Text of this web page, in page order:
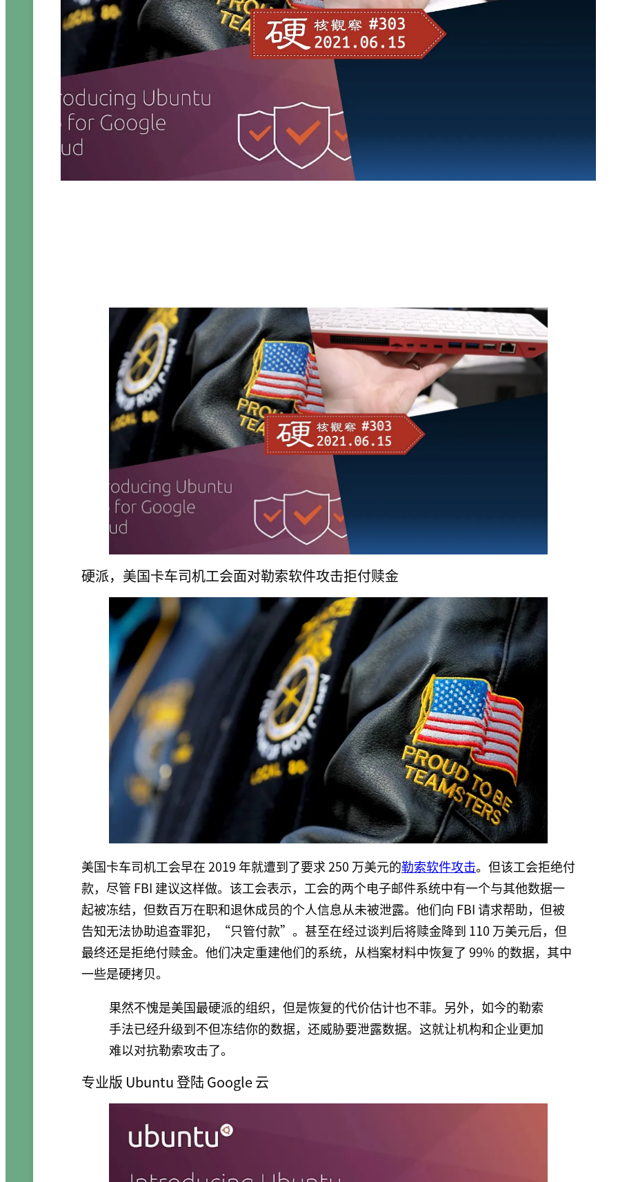
硬派，美国卡车司机工会面对勒索软件攻击拒付赎金
美国卡车司机工会早在 2019 年就遭到了要求 250 万美元的勒索软件攻击。但该工会拒绝付
款，尽管 FBI 建议这样做。该工会表示，工会的两个电子邮件系统中有一个与其他数据一
起被冻结，但数百万在职和退休成员的个人信息从未被泄露。他们向 FBI 请求帮助，但被
告知无法协助追查罪犯，“只管付款”。甚至在经过谈判后将赎金降到 110 万美元后，但
最终还是拒绝付赎金。他们决定重建他们的系统，从档案材料中恢复了 99% 的数据，其中
一些是硬拷贝。
果然不愧是美国最硬派的组织，但是恢复的代价估计也不菲。另外，如今的勒索
手法已经升级到不但冻结你的数据，还威胁要泄露数据。这就让机构和企业更加
难以对抗勒索攻击了。
专业版 Ubuntu 登陆 Google 云